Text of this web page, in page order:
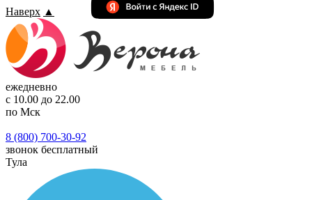
Наверх ▲
ежедневно
с 10.00 до 22.00
по Мск
8 (800) 700-30-92
звонок бесплатный
Тула